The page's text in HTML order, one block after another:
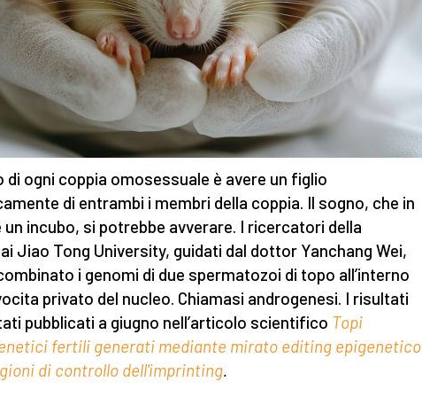
di ogni coppia omosessuale è avere un figlio
di entrambi i membri della coppia. Il sogno, che in
un incubo, si potrebbe avverare. I ricercatori della
Jiao Tong University, guidati dal dottor Yanchang Wei,
i genomi di due spermatozoi di topo all’interno
privato del nucleo. Chiamasi androgenesi. I risultati
pubblicati a giugno nell’articolo scientifico Topi
fertili generati mediante mirato editing epigenetico
di controllo dell'imprinting.